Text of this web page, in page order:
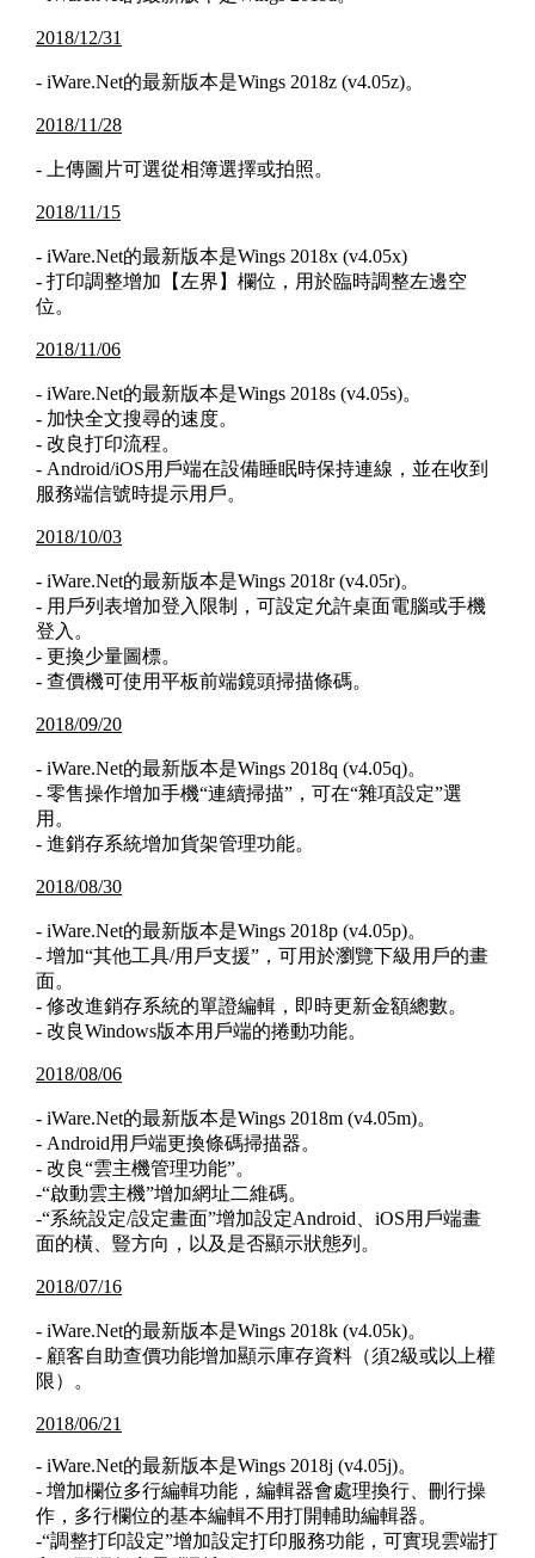
2018/12/31
- iWare.Net的最新版本是Wings 2018z (v4.05z)。
2018/11/28
- 上傳圖片可選從相簿選擇或拍照。
2018/11/15
- iWare.Net的最新版本是Wings 2018x (v4.05x)
- 打印調整增加【左界】欄位，用於臨時調整左邊空
位。
2018/11/06
- iWare.Net的最新版本是Wings 2018s (v4.05s)。
- 加快全文搜尋的速度。
- 改良打印流程。
- Android/iOS用戶端在設備睡眠時保持連線，並在收到
服務端信號時提示用戶。
2018/10/03
- iWare.Net的最新版本是Wings 2018r (v4.05r)。
- 用戶列表增加登入限制，可設定允許桌面電腦或手機
登入。
- 更換少量圖標。
- 查價機可使用平板前端鏡頭掃描條碼。
2018/09/20
- iWare.Net的最新版本是Wings 2018q (v4.05q)。
- 零售操作增加手機“連續掃描”，可在“雜項設定”選
用。
- 進銷存系統增加貨架管理功能。
2018/08/30
- iWare.Net的最新版本是Wings 2018p (v4.05p)。
- 增加“其他工具/用戶支援”，可用於瀏覽下級用戶的畫
面。
- 修改進銷存系統的單證編輯，即時更新金額總數。
- 改良Windows版本用戶端的捲動功能。
2018/08/06
- iWare.Net的最新版本是Wings 2018m (v4.05m)。
- Android用戶端更換條碼掃描器。
- 改良“雲主機管理功能”。
-“啟動雲主機”增加網址二維碼。
-“系統設定/設定畫面”增加設定Android、iOS用戶端畫
面的橫、豎方向，以及是否顯示狀態列。
2018/07/16
- iWare.Net的最新版本是Wings 2018k (v4.05k)。
- 顧客自助查價功能增加顯示庫存資料（須2級或以上權
限）。
2018/06/21
- iWare.Net的最新版本是Wings 2018j (v4.05j)。
- 增加欄位多行編輯功能，編輯器會處理換行、刪行操
作，多行欄位的基本編輯不用打開輔助編輯器。
-“調整打印設定”增加設定打印服務功能，可實現雲端打